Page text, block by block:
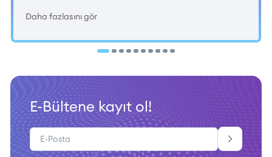
Daha fazlasını gör
E-Bültene kayıt ol!